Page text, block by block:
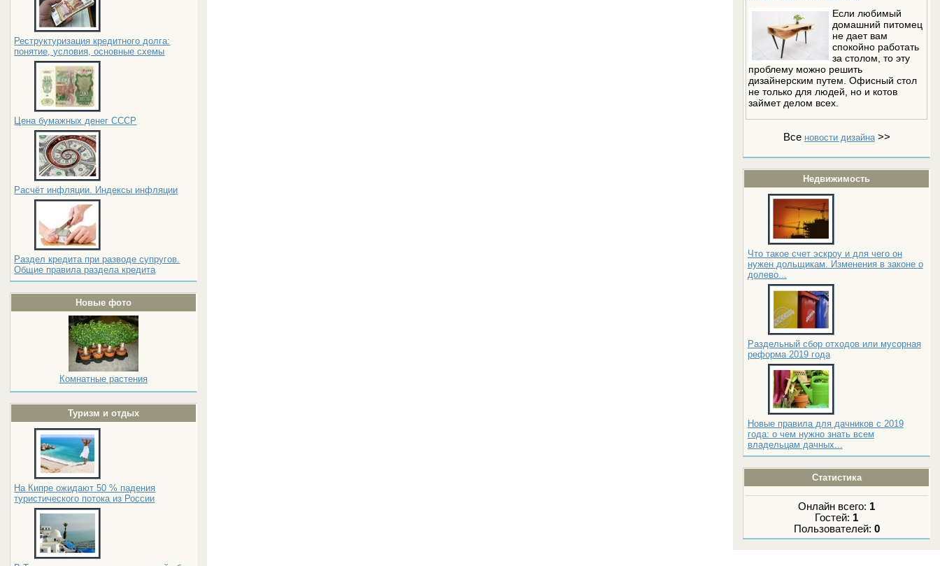
Реструктуризация кредитного долга:
понятие, условия, основные схемы
Цена бумажных денег СССР
Расчёт инфляции. Индексы инфляции
Раздел кредита при разводе супругов.
Общие правила раздела кредита
Новые фото
Комнатные растения
Туризм и отдых
На Кипре ожидают 50 % падения
туристического потока из России
Если любимый
домашний питомец
не дает вам
спокойно работать
за столом, то эту
проблему можно решить
дизайнерским путем. Офисный стол
не только для людей, но и котов
займет делом всех.
Все новости дизайна>>
Недвижимость
Что такое счет эскроу и для чего он
нужен дольщикам. Изменения в законе о
долево...
Раздельный сбор отходов или мусорная
реформа 2019 года
Новые правила для дачников с 2019
года: о чем нужно знать всем
владельцам дачных...
Статистика
Онлайн всего: 1
Гостей: 1
Пользователей: 0